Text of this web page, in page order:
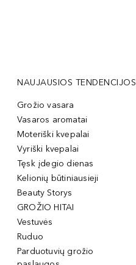
NAUJAUSIOS TENDENCIJOS
Grožio vasara
Vasaros aromatai
Moteriški kvepalai
Vyriški kvepalai
Tęsk įdegio dienas
Kelionių būtiniausieji
Beauty Storys
GROŽIO HITAI
Vestuvės
Ruduo
Parduotuvių grožio